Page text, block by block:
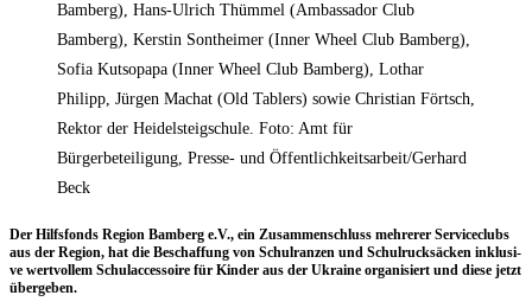
Bamberg), Hans-Ulrich Thümmel (Ambassador Club
Bamberg), Kerstin Sontheimer (Inner Wheel Club Bamberg),
Sofia Kutsopapa (Inner Wheel Club Bamberg), Lothar
Philipp, Jürgen Machat (Old Tablers) sowie Christian Förtsch,
Rektor der Heidelsteigschule. Foto: Amt für
Bürgerbeteiligung, Presse- und Öffentlichkeitsarbeit/Gerhard
Beck
Der Hilfs­fonds Regi­on Bam­berg e.V., ein Zusam­men­schluss meh­re­rer Ser­vice­clubs
aus der Regi­on, hat die Beschaf­fung von Schul­ran­zen und Schul­ruck­sä­cken inklu­si­
ve wert­vol­lem Schul­ac­ces­soire für Kin­der aus der Ukrai­ne orga­ni­siert und die­se jetzt
übergeben.